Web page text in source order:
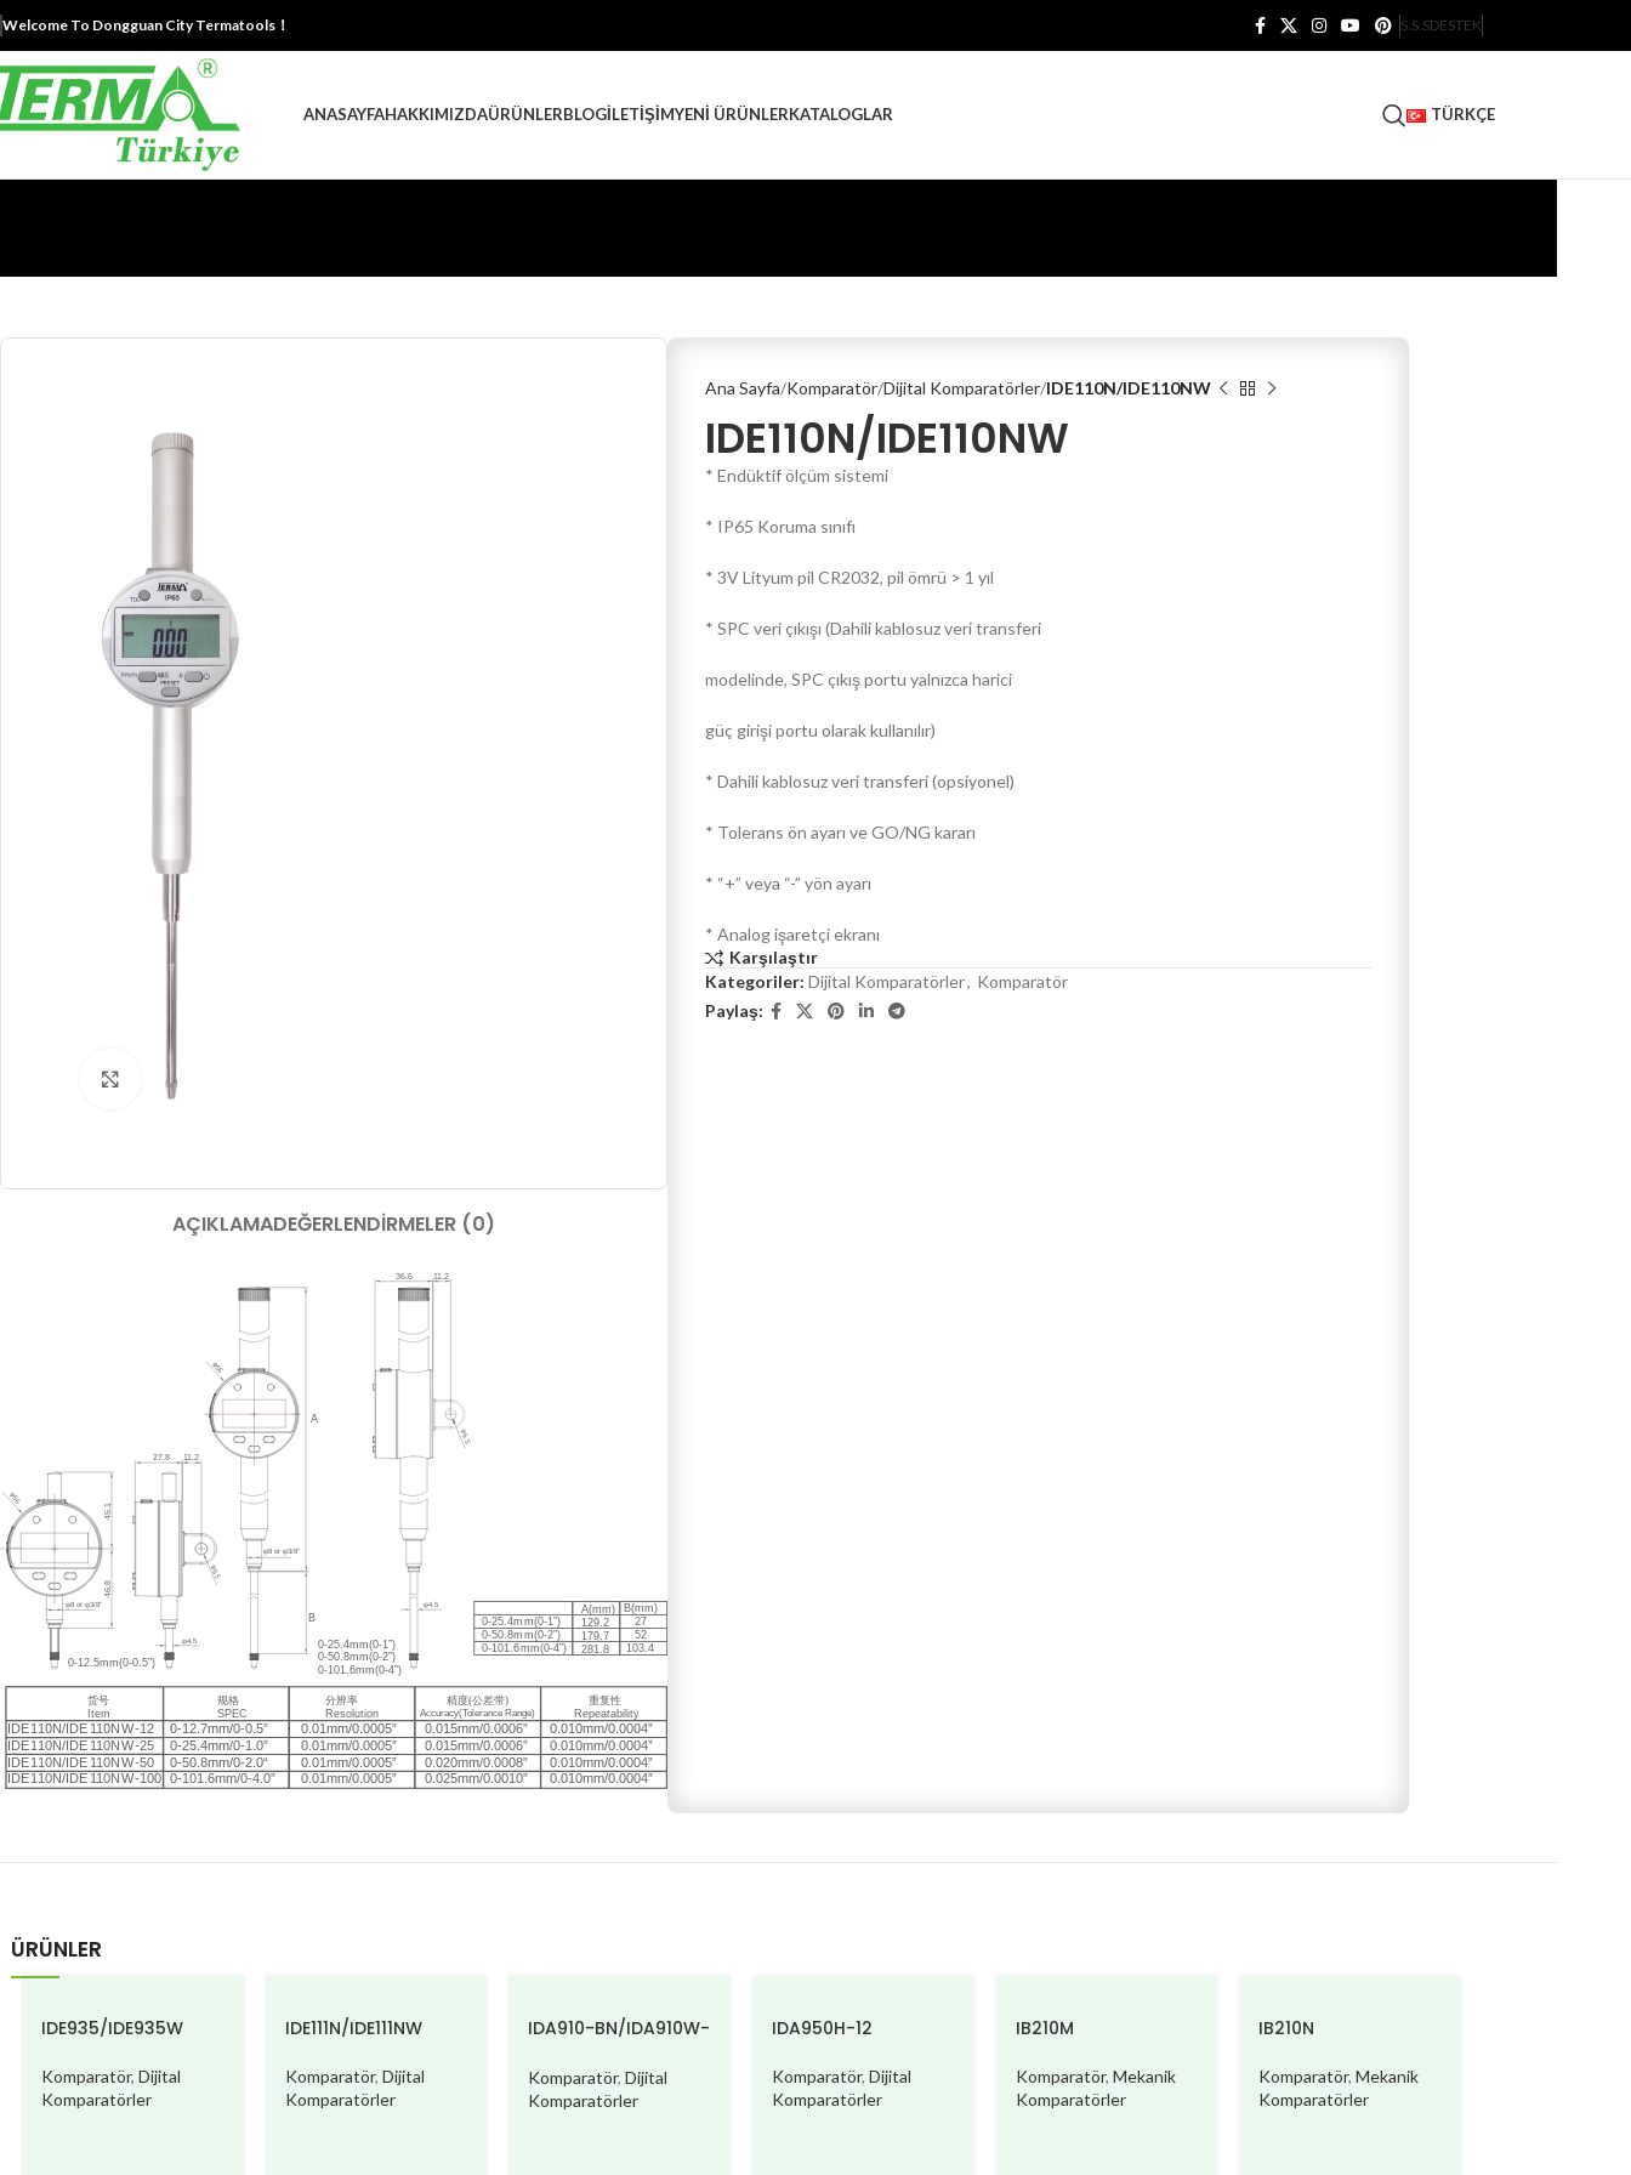
Welcome To Dongguan City Termatools！ S.S.SDESTEK
ANASAYFAHAKKIMIZDAÜRÜNLERBLOGİLETIŞIMYENI ÜRÜNLERKATALOGLAR TÜRKÇE
Büyütmek için tıklayın
AÇIKLAMADEĞERLENDIRMELER (0)
Ana Sayfa Komparatör Dijital Komparatörler IDE110N/IDE110NW
IDE110N/IDE110NW
* Endüktif ölçüm sistemi
* IP65 Koruma sınıfı
* 3V Lityum pil CR2032, pil ömrü > 1 yıl
* SPC veri çıkışı (Dahili kablosuz veri transferi
modelinde, SPC çıkış portu yalnızca harici
güç girişi portu olarak kullanılır)
* Dahili kablosuz veri transferi (opsiyonel)
* Tolerans ön ayarı ve GO/NG kararı
* “+” veya “-” yön ayarı
* Analog işaretçi ekranı
Karşılaştır
Kategoriler: Dijital Komparatörler, Komparatör
Paylaş:
ÜRÜNLER
IDE935/IDE935W
Komparatör,Dijital
Komparatörler
IDE111N/IDE111NW
Komparatör, Dijital
Komparatörler
IDA910-BN/IDA910W-
Komparatör,Dijital
Komparatörler
IDA950H-12
Komparatör, Dijital
Komparatörler
IB210M
Komparatör, Mekanik
Komparatörler
IB210N
Komparatör,Mekanik
Komparatörler